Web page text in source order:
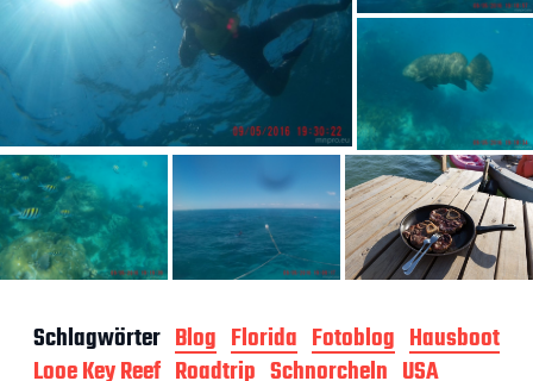
Schlagwörter Blog Florida Fotoblog Hausboot
Looe Key Reef Roadtrip Schnorcheln USA